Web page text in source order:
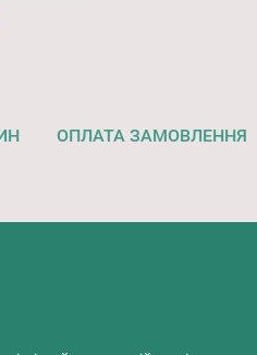
ОПЛАТА ЗАМОВЛЕННЯ